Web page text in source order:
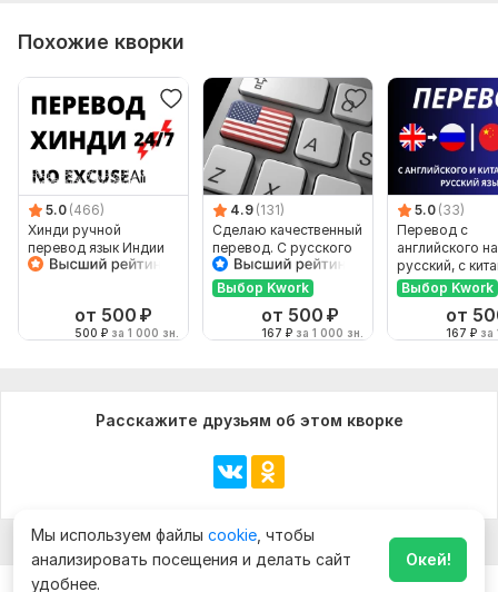
Похожие кворки
5.0 (466)
Хинди ручной
перевод язык Индии
Индийский
от 500 ₽
500 ₽ за 1 000 зн.
4.9 (131)
Сделаю качественный
перевод. С русского
на английский и
наоборот
Выбор Kwork
от 500 ₽
167 ₽ за 1 000 зн.
5.0 (33)
Перевод с
английского на
русский, с
на русский
Выбор Kwork
от
167 ₽ за
Расскажите друзьям об этом кворке
Мы используем файлы cookie , чтобы
анализировать посещения и делать сайт
удобнее.
Окей!